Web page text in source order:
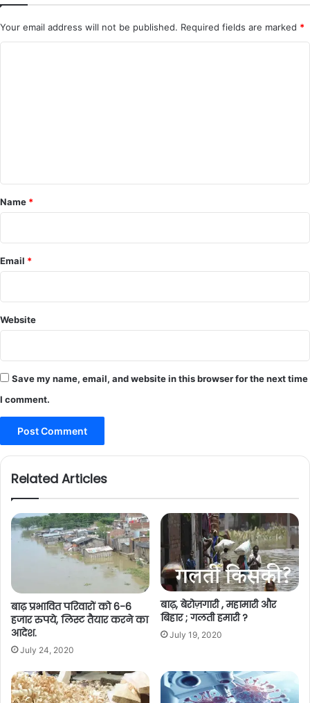
Your email address will not be published. Required fields are marked *
*
Name *
Email *
Website
Save my name, email, and website in this browser for the next time
I comment.
Related Articles
बाढ़ प्रभावित परिवारों को 6-6
हजार रुपये, लिस्ट तैयार करने का
आदेश.
July 24, 2020
बाढ़, बेरोज़गारी , महामारी और
बिहार ; गलती हमारी ?
July 19, 2020